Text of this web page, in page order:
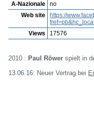
A-Nazionale
no
Web site
https://
Views
17576
2010 : Paul Röwer spielt in
13.06.16: Neuer Vertrag bei